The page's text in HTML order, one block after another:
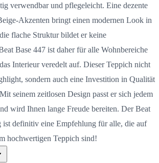
verwendbar und pflegeleicht. Eine dezente
Akzenten bringt einen modernen Look in
flache Struktur bildet er keine
Base 447 ist daher für alle Wohnbereiche
Interieur veredelt auf. Dieser Teppich nicht
sondern auch eine Investition in Qualität
seinem zeitlosen Design passt er sich jedem
wird Ihnen lange Freude bereiten. Der Beat
ist definitiv eine Empfehlung für alle, die auf
hochwertigen Teppich sind!